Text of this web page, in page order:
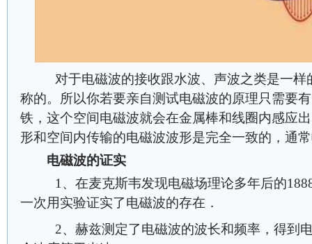
对于电磁波的接收跟水波、声波之类是一样
称的。所以你若要亲自测试电磁波的原理只需要
铁，这个空间电磁波就会在金属棒和线圈内感应
形和空间内传输的电磁波波形是完全一致的，通
电磁波的证实
1、在麦克斯韦发现电磁场理论多年后的
一次用实验证实了电磁波的存在．
2、赫兹测定了电磁波的波长和频率，得到